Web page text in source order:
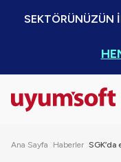
SEKTÖRÜNÜZÜN
Ana Sayfa Haberler